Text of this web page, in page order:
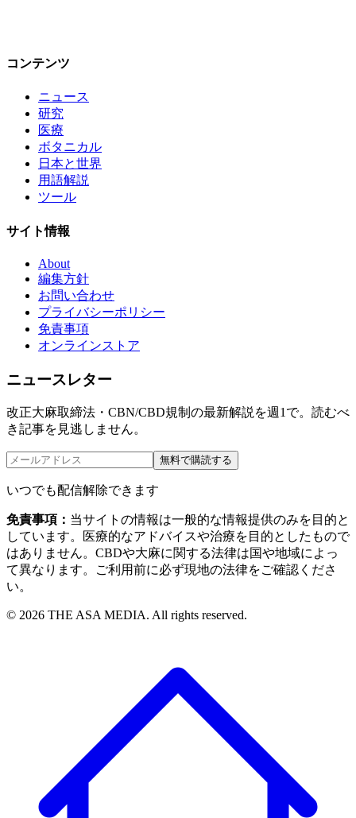
コンテンツ
ニュース
研究
医療
ボタニカル
日本と世界
用語解説
ツール
サイト情報
About
編集方針
お問い合わせ
プライバシーポリシー
免責事項
オンラインストア
ニュースレター
改正大麻取締法・CBN/CBD規制の最新解説を週1で。読むべ
き記事を見逃しません。
無料で購読する
いつでも配信解除できます
免責事項： 当サイトの情報は一般的な情報提供のみを目的と
しています。医療的なアドバイスや治療を目的としたもので
はありません。CBDや大麻に関する法律は国や地域によっ
て異なります。ご利用前に必ず現地の法律をご確認くださ
い。
© 2026 THE ASA MEDIA. All rights reserved.